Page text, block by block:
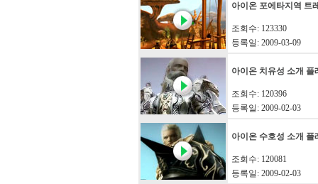
아이온 포에타지역 트
조회수: 123330
등록일: 2009-03-09
아이온 치유성 소개 플
조회수: 120396
등록일: 2009-02-03
아이온 수호성 소개 플
조회수: 120081
등록일: 2009-02-03